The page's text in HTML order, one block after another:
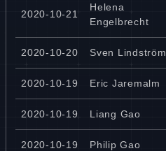
2020-10-21
Helena
Engelbrecht
2020-10-20 Sven Lindström
2020-10-19 Eric Jaremalm
2020-10-19 Liang Gao
2020-10-19 Philip Gao